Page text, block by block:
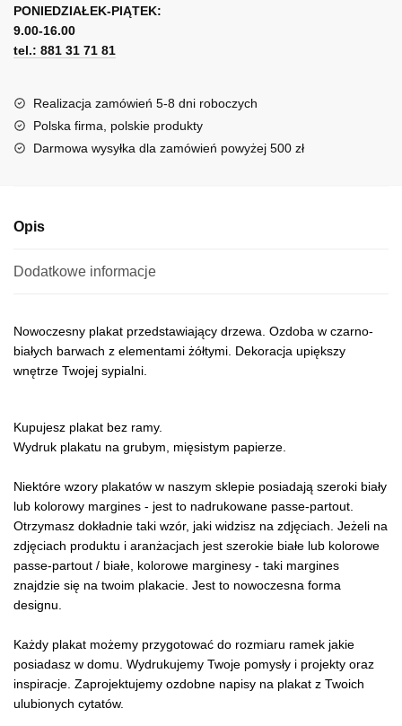
t
e
r
a
t
i
PONIEDZIAŁEK-PIĄTEK:
9.00-16.00
tel.: 881 31 71 81
Realizacja zamówień 5-8 dni roboczych
Polska firma, polskie produkty
Darmowa wysyłka dla zamówień powyżej 500 zł
Opis
Dodatkowe informacje
Nowoczesny plakat przedstawiający drzewa. Ozdoba w czarno-
białych barwach z elementami żółtymi. Dekoracja upiększy
wnętrze Twojej sypialni.
Kupujesz plakat bez ramy.
Wydruk plakatu na grubym, mięsistym papierze.
Niektóre wzory plakatów w naszym sklepie posiadają szeroki biały
lub kolorowy margines - jest to nadrukowane passe-partout.
Otrzymasz dokładnie taki wzór, jaki widzisz na zdjęciach. Jeżeli na
zdjęciach produktu i aranżacjach jest szerokie białe lub kolorowe
passe-partout / białe, kolorowe marginesy - taki margines
znajdzie się na twoim plakacie. Jest to nowoczesna forma
designu.
Każdy plakat możemy przygotować do rozmiaru ramek jakie
posiadasz w domu. Wydrukujemy Twoje pomysły i projekty oraz
inspiracje. Zaprojektujemy ozdobne napisy na plakat z Twoich
ulubionych cytatów.